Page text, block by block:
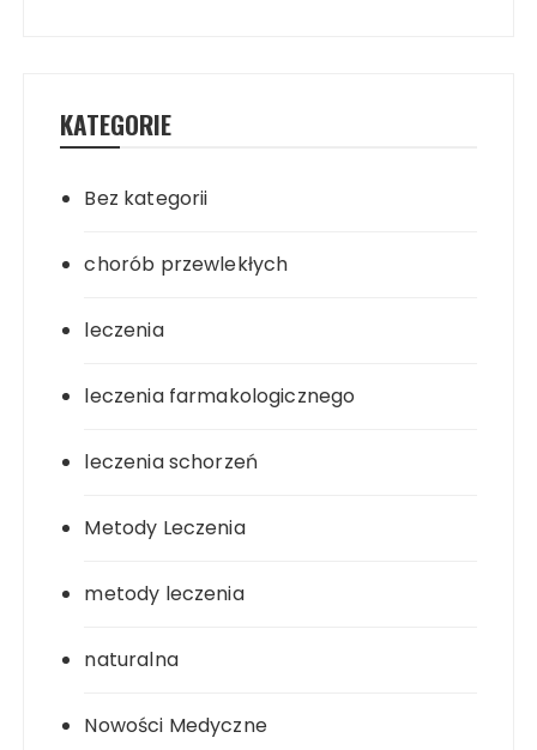
KATEGORIE
Bez kategorii
chorób przewlekłych
leczenia
leczenia farmakologicznego
leczenia schorzeń
Metody Leczenia
metody leczenia
naturalna
Nowości Medyczne